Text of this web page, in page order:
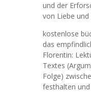
und der
von Liebe und
kostenlose
das
Florentin:
Textes
Folge)
festhalten